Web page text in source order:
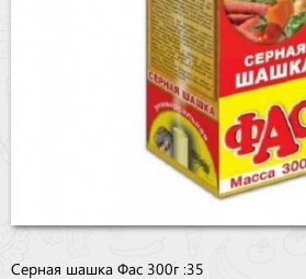
Серная шашка Фас 300г :35